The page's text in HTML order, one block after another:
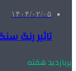
۱۴۰۴/۰۲/۰۵
تاثیر رنگ
پربازدید هفته